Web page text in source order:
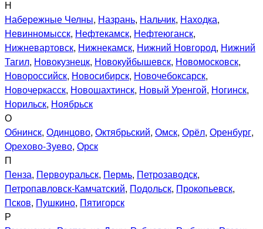
Н
Набережные Челны, Назрань, Нальчик, Находка,
Невинномысск, Нефтекамск, Нефтеюганск,
Нижневартовск, Нижнекамск, Нижний Новгород, Нижний
Тагил, Новокузнецк, Новокуйбышевск, Новомосковск,
Новороссийск, Новосибирск, Новочебоксарск,
Новочеркасск, Новошахтинск, Новый Уренгой, Ногинск,
Норильск, Ноябрьск
О
Обнинск, Одинцово, Октябрьский, Омск, Орёл, Оренбург,
Орехово-Зуево, Орск
П
Пенза, Первоуральск, Пермь, Петрозаводск,
Петропавловск-Камчатский, Подольск, Прокопьевск,
Псков, Пушкино, Пятигорск
Р